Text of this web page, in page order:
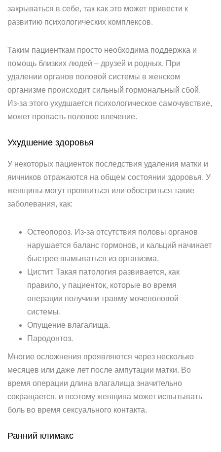
закрываться в себе, так как это может привести к
развитию психологических комплексов.
Таким пациенткам просто необходима поддержка и
помощь близких людей – друзей и родных. При
удалении органов половой системы в женском
организме происходит сильный гормональный сбой.
Из-за этого ухудшается психологическое самочувствие,
может пропасть половое влечение.
Ухудшение здоровья
У некоторых пациенток последствия удаления матки и
яичников отражаются на общем состоянии здоровья. У
женщины могут проявиться или обостриться такие
заболевания, как:
Остеопороз. Из-за отсутствия половы органов
нарушается баланс гормонов, и кальций начинает
быстрее вымываться из организма.
Цистит. Такая патология развивается, как
правило, у пациенток, которые во время
операции получили травму мочеполовой
системы.
Опущение влагалища.
Пародонтоз.
Многие осложнения проявляются через несколько
месяцев или даже лет после ампутации матки. Во
время операции длина влагалища значительно
сокращается, и поэтому женщина может испытывать
боль во время сексуального контакта.
Ранний климакс